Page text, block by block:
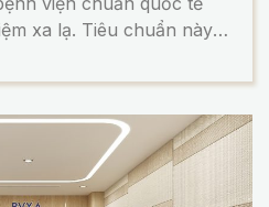
xa lạ. Tiêu chuẩn này
ngoài. Nó đang trở
cầu tất yếu […]